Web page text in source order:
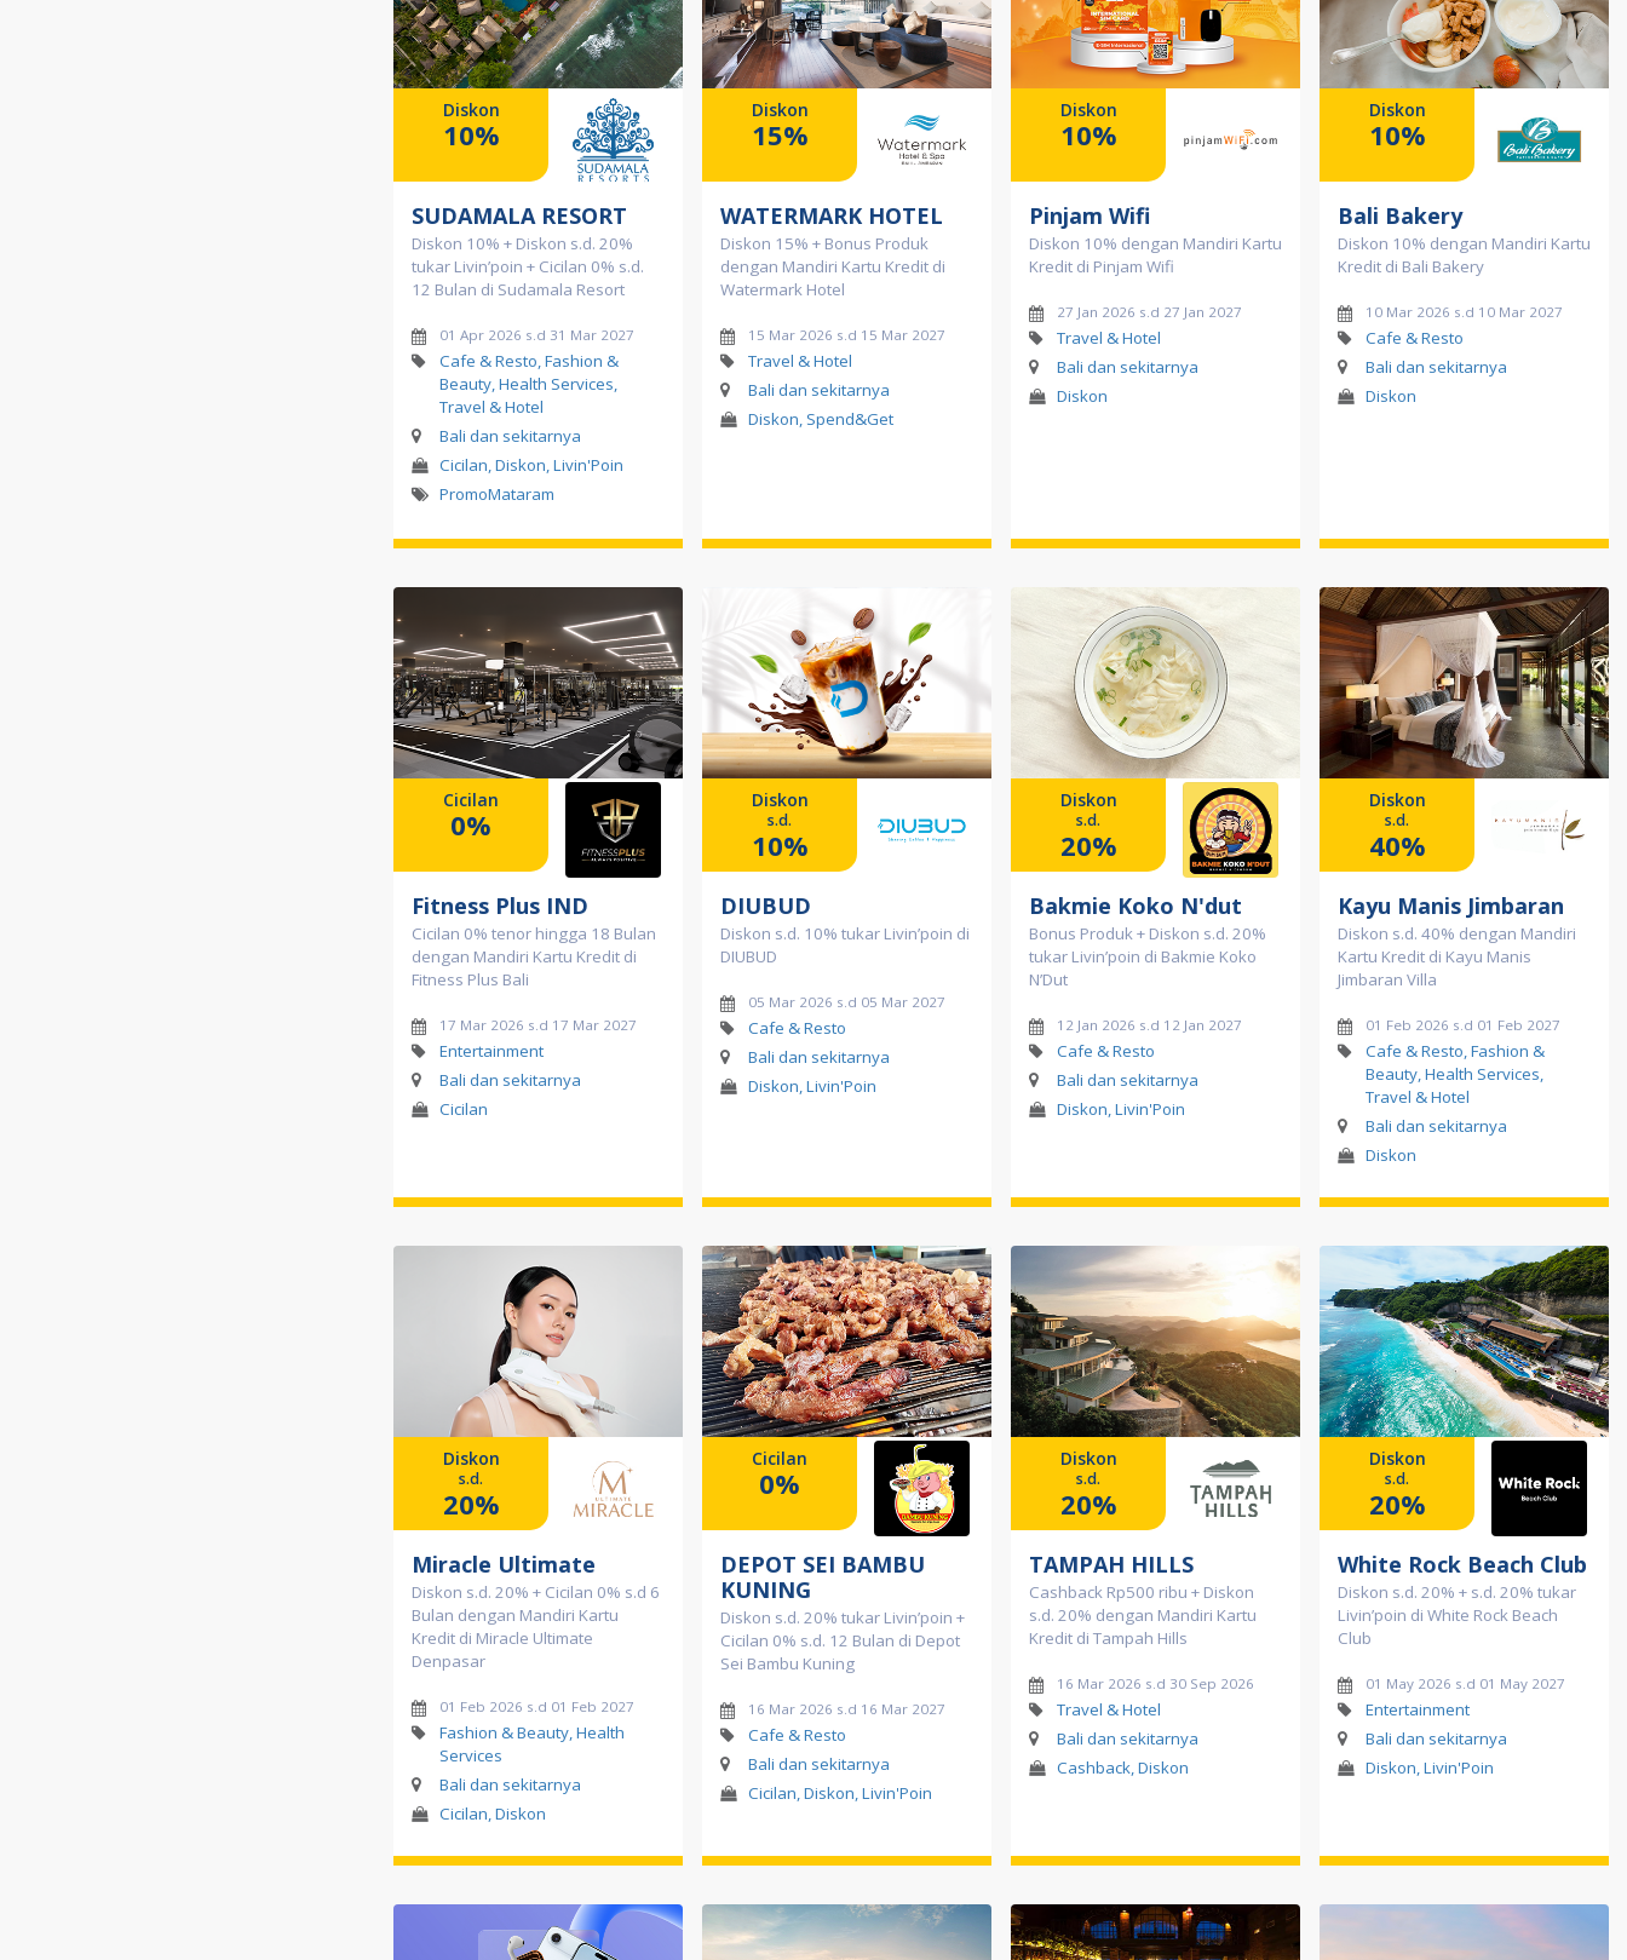
Diskon
10%
SUDAMALA RESORT
Diskon 10% + Diskon s.d. 20%
tukar Livin’poin + Cicilan 0% s.d.
12 Bulan di Sudamala Resort
01 Apr 2026 s.d 31 Mar 2027
Cafe & Resto, Fashion &
Beauty, Health Services,
Travel & Hotel
Bali dan sekitarnya
Cicilan, Diskon, Livin'Poin
PromoMataram
Diskon
15%
WATERMARK HOTEL
Diskon 15% + Bonus Produk
dengan Mandiri Kartu Kredit di
Watermark Hotel
15 Mar 2026 s.d 15 Mar 2027
Travel & Hotel
Bali dan sekitarnya
Diskon, Spend&Get
Diskon
10%
Pinjam Wifi
Diskon 10% dengan Mandiri Kartu
Kredit di Pinjam Wifi
27 Jan 2026 s.d 27 Jan 2027
Travel & Hotel
Bali dan sekitarnya
Diskon
Diskon
10%
Bali Bakery
Diskon 10% dengan Mandiri Kartu
Kredit di Bali Bakery
10 Mar 2026 s.d 10 Mar 2027
Cafe & Resto
Bali dan sekitarnya
Diskon
Cicilan
0%
Fitness Plus IND
Cicilan 0% tenor hingga 18 Bulan
dengan Mandiri Kartu Kredit di
Fitness Plus Bali
17 Mar 2026 s.d 17 Mar 2027
Entertainment
Bali dan sekitarnya
Cicilan
Diskon
s.d.
10%
DIUBUD
Diskon s.d. 10% tukar Livin’poin di
DIUBUD
05 Mar 2026 s.d 05 Mar 2027
Cafe & Resto
Bali dan sekitarnya
Diskon, Livin'Poin
Diskon
s.d.
20%
Bakmie Koko N'dut
Bonus Produk + Diskon s.d. 20%
tukar Livin’poin di Bakmie Koko
N’Dut
12 Jan 2026 s.d 12 Jan 2027
Cafe & Resto
Bali dan sekitarnya
Diskon, Livin'Poin
Diskon
s.d.
40%
Kayu Manis Jimbaran
Diskon s.d. 40% dengan Mandiri
Kartu Kredit di Kayu Manis
Jimbaran Villa
01 Feb 2026 s.d 01 Feb 2027
Cafe & Resto, Fashion &
Beauty, Health Services,
Travel & Hotel
Bali dan sekitarnya
Diskon
Diskon
s.d.
20%
Miracle Ultimate
Diskon s.d. 20% + Cicilan 0% s.d 6
Bulan dengan Mandiri Kartu
Kredit di Miracle Ultimate
Denpasar
01 Feb 2026 s.d 01 Feb 2027
Fashion & Beauty, Health
Services
Bali dan sekitarnya
Cicilan, Diskon
Cicilan
0%
DEPOT SEI BAMBU
KUNING
Diskon s.d. 20% tukar Livin’poin +
Cicilan 0% s.d. 12 Bulan di Depot
Sei Bambu Kuning
16 Mar 2026 s.d 16 Mar 2027
Cafe & Resto
Bali dan sekitarnya
Cicilan, Diskon, Livin'Poin
Diskon
s.d.
20%
TAMPAH HILLS
Cashback Rp500 ribu + Diskon
s.d. 20% dengan Mandiri Kartu
Kredit di Tampah Hills
16 Mar 2026 s.d 30 Sep 2026
Travel & Hotel
Bali dan sekitarnya
Cashback, Diskon
Diskon
s.d.
20%
White Rock Beach Club
Diskon s.d. 20% + s.d. 20% tukar
Livin’poin di White Rock Beach
Club
01 May 2026 s.d 01 May 2027
Entertainment
Bali dan sekitarnya
Diskon, Livin'Poin